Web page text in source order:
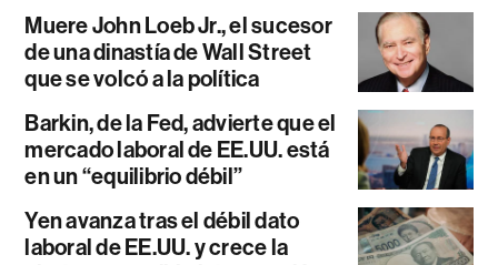
Muere John Loeb Jr., el sucesor
de una dinastía de Wall Street
que se volcó a la política
Barkin, de la Fed, advierte que el
mercado laboral de EE.UU. está
en un “equilibrio débil”
Yen avanza tras el débil dato
laboral de EE.UU. y crece la